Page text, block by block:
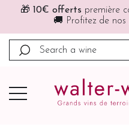
🎁 10€ offerts première
🚚 Profitez de nos